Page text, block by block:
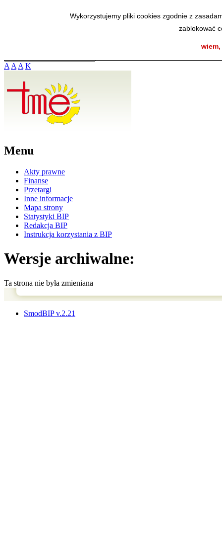
Wykorzystujemy pliki cookies zgodnie z
zablokować
A A A K
Menu
Akty prawne
Finanse
Przetargi
Inne informacje
Mapa strony
Statystyki BIP
Redakcja BIP
Instrukcja korzystania z BIP
Wersje archiwalne:
Ta strona nie była zmieniana
SmodBIP v.2.21